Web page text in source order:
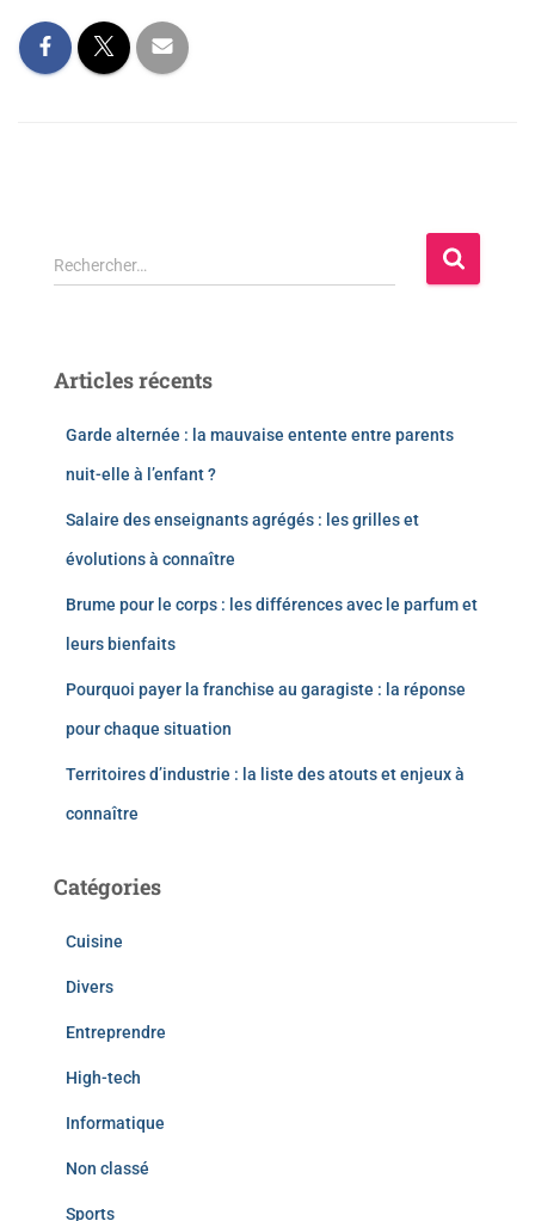
Rechercher…
Articles récents
Garde alternée : la mauvaise entente entre parents
nuit-elle à l’enfant ?
Salaire des enseignants agrégés : les grilles et
évolutions à connaître
Brume pour le corps : les différences avec le parfum et
leurs bienfaits
Pourquoi payer la franchise au garagiste : la réponse
pour chaque situation
Territoires d’industrie : la liste des atouts et enjeux à
connaître
Catégories
Cuisine
Divers
Entreprendre
High-tech
Informatique
Non classé
Sports